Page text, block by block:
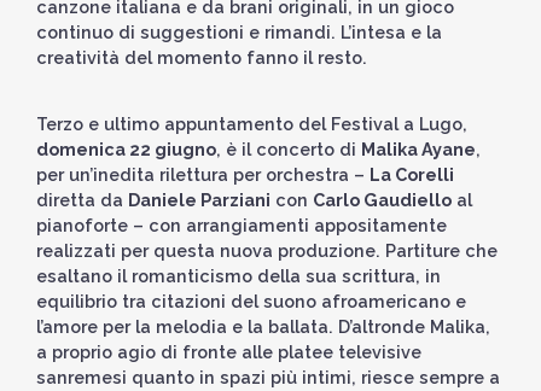
canzone italiana e da brani originali, in un gioco
continuo di suggestioni e rimandi. L’intesa e la
creatività del momento fanno il resto.
Terzo e ultimo appuntamento del Festival a Lugo,
domenica 22 giugno, è il concerto di Malika Ayane,
per un’inedita rilettura per orchestra – La Corelli
diretta da Daniele Parziani con Carlo Gaudiello al
pianoforte – con arrangiamenti appositamente
realizzati per questa nuova produzione. Partiture che
esaltano il romanticismo della sua scrittura, in
equilibrio tra citazioni del suono afroamericano e
l’amore per la melodia e la ballata. D’altronde Malika,
a proprio agio di fronte alle platee televisive
sanremesi quanto in spazi più intimi, riesce sempre a